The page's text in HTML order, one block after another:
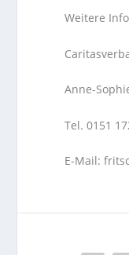
Weitere
Anne-
Tel. 0151
E-Mail: